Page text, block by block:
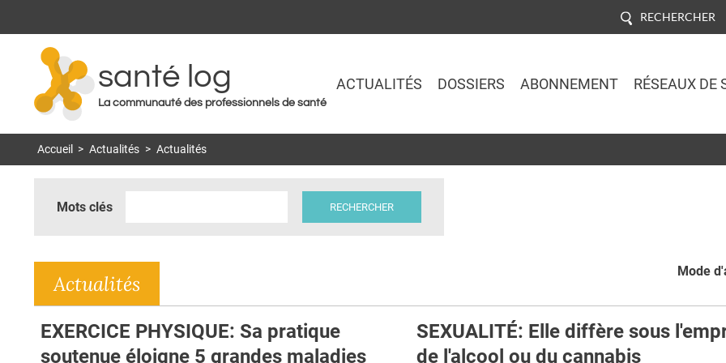
RECHERCHER
santé log
La communauté des professionnels de santé
ACTUALITÉS DOSSIERS ABONNEMENT RÉSEAUX DE
Accueil > Actualités > Actualités
Mots clés
Mode
Actualités
EXERCICE PHYSIQUE: Sa pratique
soutenue éloigne 5 grandes maladies
SEXUALITÉ: Elle diffère sous
de l'alcool ou du cannabis